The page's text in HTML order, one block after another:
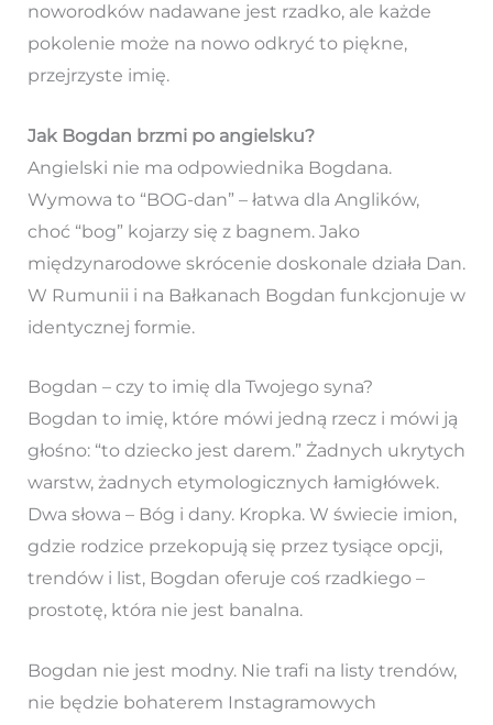
noworodków nadawane jest rzadko, ale każde
pokolenie może na nowo odkryć to piękne,
przejrzyste imię.
Jak Bogdan brzmi po angielsku?
Angielski nie ma odpowiednika Bogdana.
Wymowa to “BOG-dan” – łatwa dla Anglików,
choć “bog” kojarzy się z bagnem. Jako
międzynarodowe skrócenie doskonale działa Dan.
W Rumunii i na Bałkanach Bogdan funkcjonuje w
identycznej formie.
Bogdan – czy to imię dla Twojego syna?
Bogdan to imię, które mówi jedną rzecz i mówi ją
głośno: “to dziecko jest darem.” Żadnych ukrytych
warstw, żadnych etymologicznych łamigłówek.
Dwa słowa – Bóg i dany. Kropka. W świecie imion,
gdzie rodzice przekopują się przez tysiące opcji,
trendów i list, Bogdan oferuje coś rzadkiego –
prostotę, która nie jest banalna.
Bogdan nie jest modny. Nie trafi na listy trendów,
nie będzie bohaterem Instagramowych